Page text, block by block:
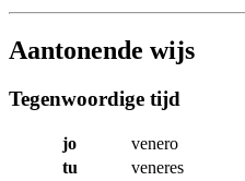
Aantonende wijs
Tegenwoordige tijd
jo
venero
tu
veneres